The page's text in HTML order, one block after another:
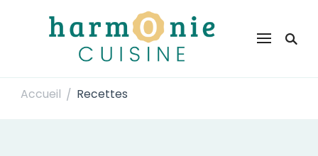
Harmonie Cuisine
Accueil / Recettes